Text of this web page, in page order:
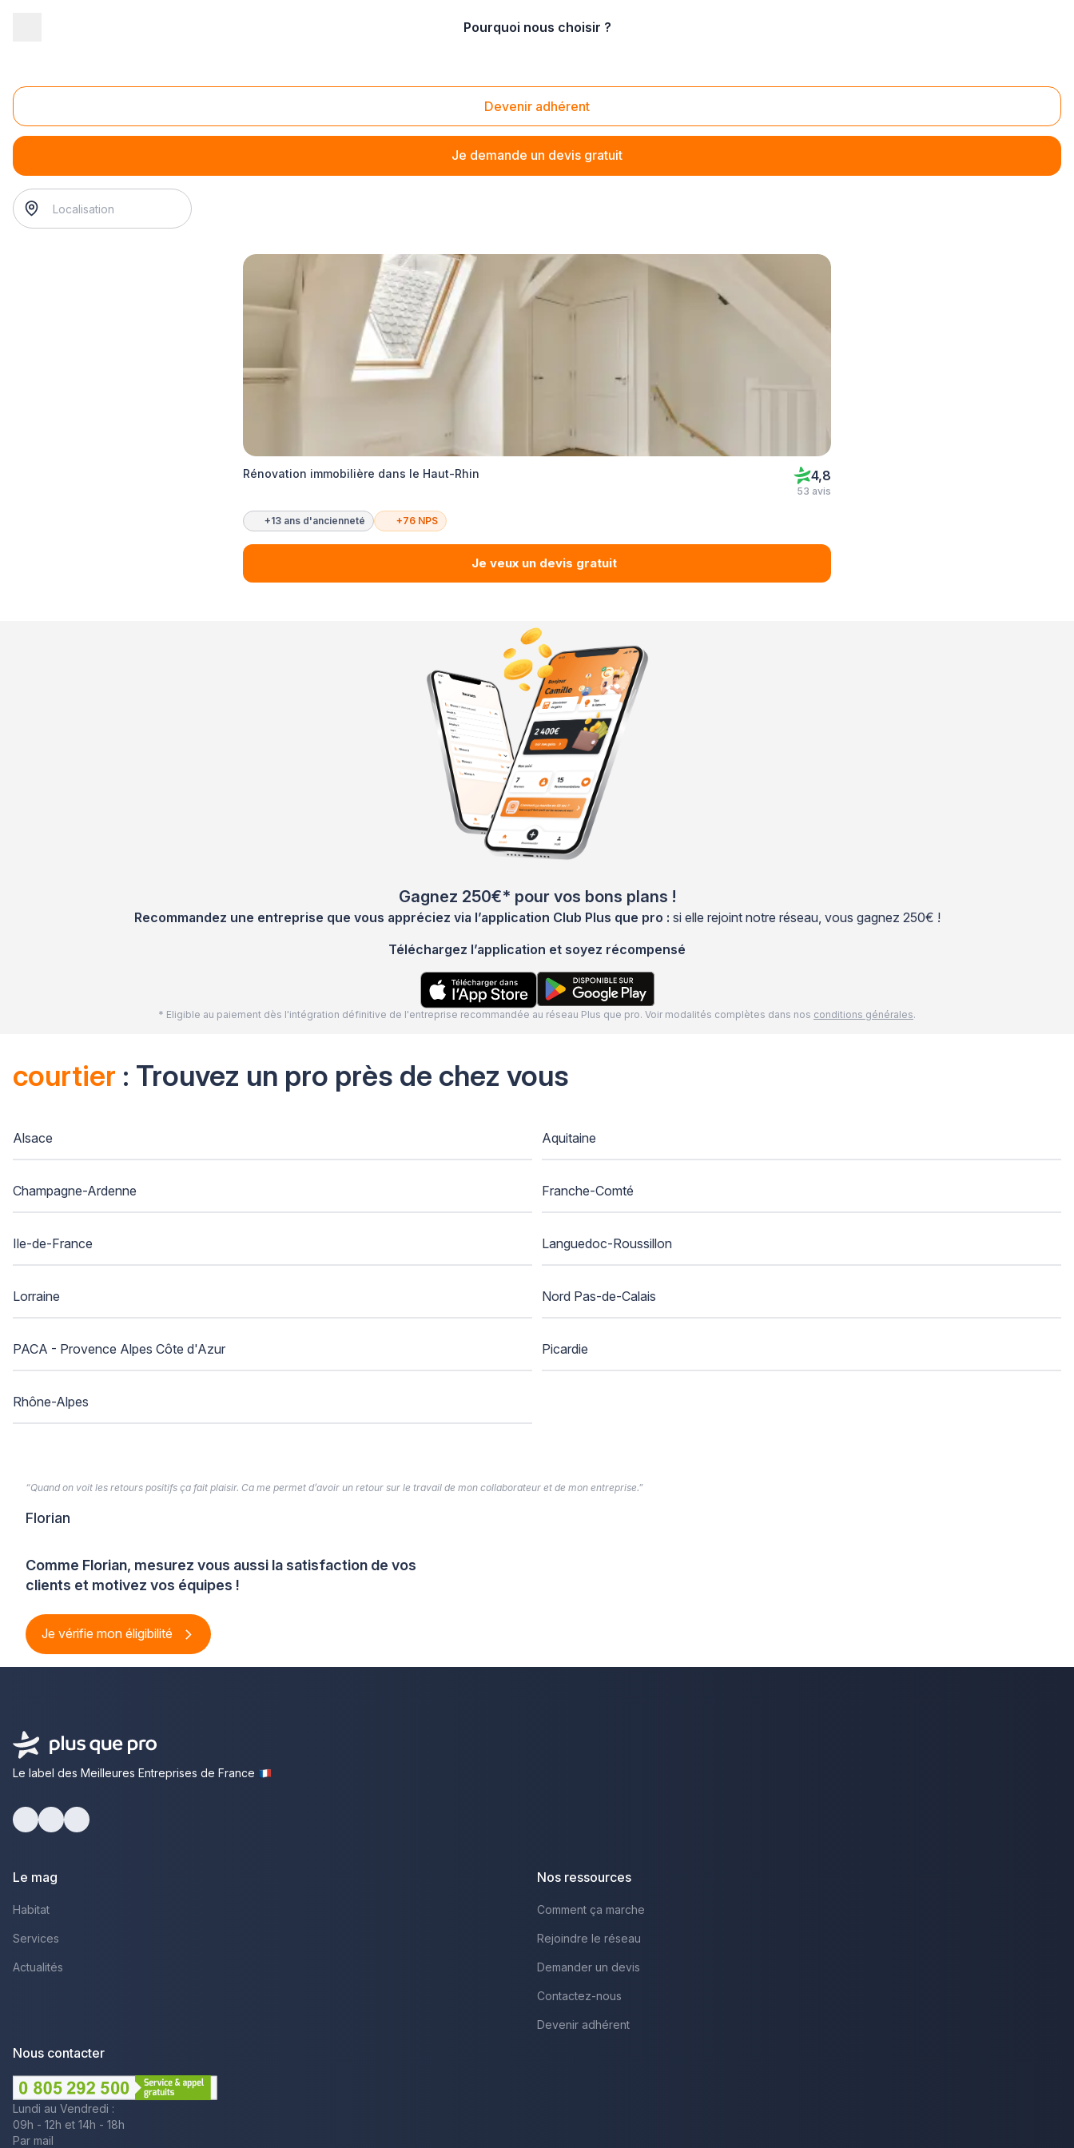
Pourquoi nous choisir ?
Devenir adhérent
Je demande un devis gratuit
Courtage en artisans et entreprise du bâtiment (maçons, électriciens, plombiers)
courtage en artisans et entreprise du bâtiment (maçons, électriciens, plombiers) ? Trouvez votre courtier à proximité
Rénovation immobilière dans le Haut-Rhin 4,8
53 avis
+13 ans d'ancienneté +76 NPS
Je veux un devis gratuit
Gagnez 250€* pour vos bons plans !
Recommandez une entreprise que vous appréciez via l’application Club Plus que pro : si elle rejoint notre réseau, vous gagnez 250€ !
Téléchargez l’application et soyez récompensé
* Eligible au paiement dès l'intégration définitive de l'entreprise recommandée au réseau Plus que pro. Voir modalités complètes dans nos conditions générales.
courtier : Trouvez un pro près de chez vous
Alsace Aquitaine
Champagne-Ardenne Franche-Comté
Ile-de-France Languedoc-Roussillon
Lorraine Nord Pas-de-Calais
PACA - Provence Alpes Côte d'Azur Picardie
Rhône-Alpes
Comme Florian, mesurez vous aussi la satisfaction de vos
clients et motivez vos équipes !
Je vérifie mon éligibilité
“Quand on voit les retours positifs ça fait plaisir. Ca me permet d’avoir un retour sur le travail de mon collaborateur et de mon entreprise.”
Florian
Le label des Meilleures Entreprises de France
Le mag
Habitat
Services
Actualités
Nos ressources
Comment ça marche
Rejoindre le réseau
Demander un devis
Contactez-nous
Devenir adhérent
Nous contacter
Lundi au Vendredi :
09h - 12h et 14h - 18h
Par mail